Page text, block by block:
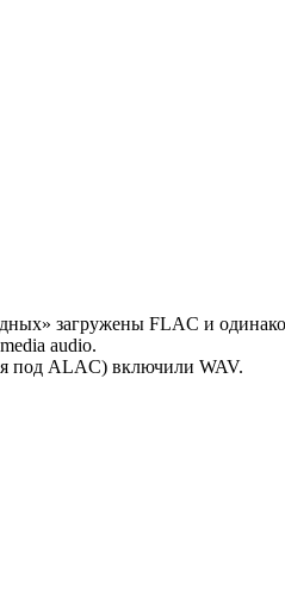
загружены FLAC и
audio.
под ALAC) включили WAV.